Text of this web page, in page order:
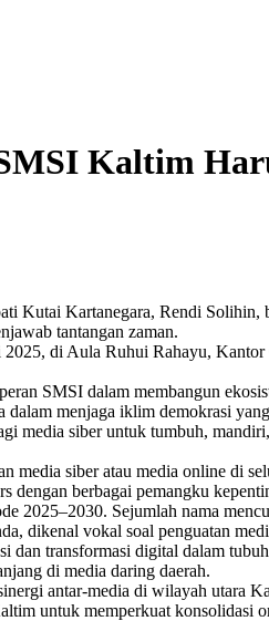
Kaltim
Kutai Kartanegara, Rendi Solihin,
tantangan zaman.
di Aula Ruhui Rahayu,
SMSI dalam membangun
dalam menjaga iklim demokrasi
media siber untuk tumbuh,
media siber atau media online di
dengan berbagai pemangku
2025–2030. Sejumlah nama
dikenal vokal soal penguatan
dan transformasi digital dalam
di media daring daerah.
antar-media di wilayah utara
untuk memperkuat konsolidasi